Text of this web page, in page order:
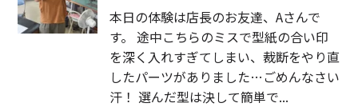
本日の体験は店長のお友達、Aさんで
す。 途中こちらのミスで型紙の合い印
を深く入れすぎてしまい、裁断をやり直
したパーツがありました…ごめんなさい
汗！ 選んだ型は決して簡単で...